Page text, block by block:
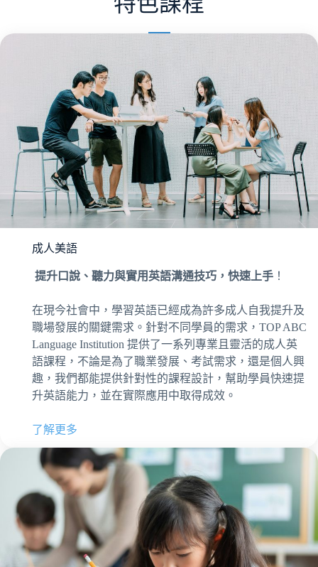
成人美語
提升口說、聽力與實用英語溝通技巧，快速上手 ！
在現今社會中，學習英語已經成為許多成人自我提升及
職場發展的關鍵需求。針對不同學員的需求，TOP ABC
Language Institution 提供了一系列專業且靈活的成人英
語課程，不論是為了職業發展、考試需求，還是個人興
趣，我們都能提供針對性的課程設計，幫助學員快速提
升英語能力，並在實際應用中取得成效。
了解更多